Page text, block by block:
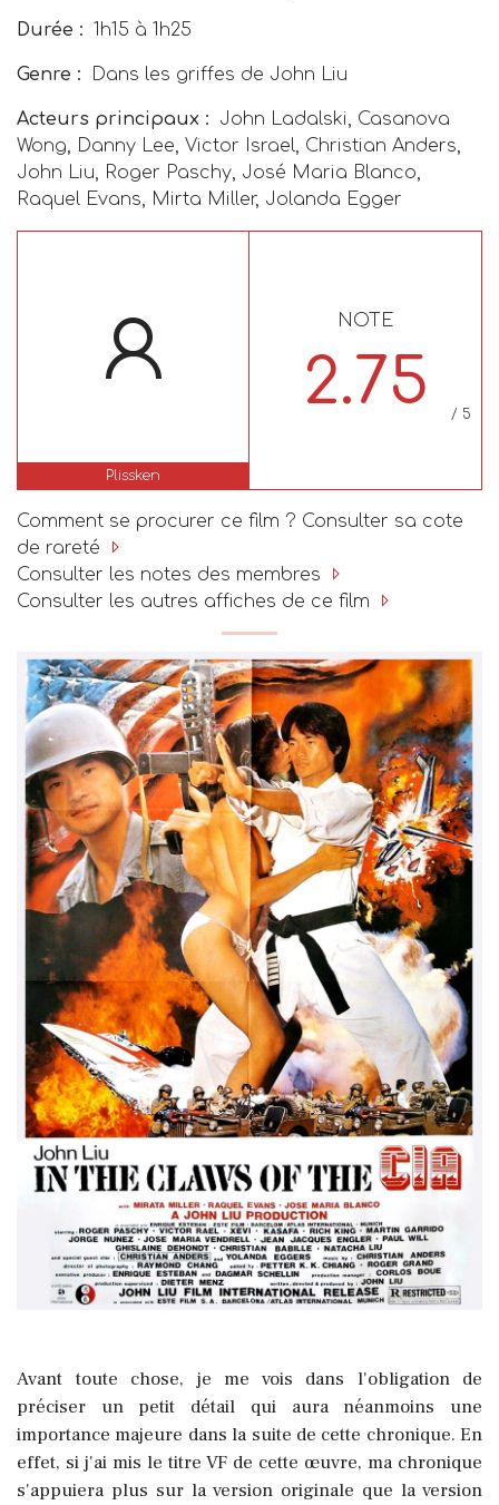
Durée : 1h15 à 1h25
Genre : Dans les griffes de John Liu
Acteurs principaux :
John Ladalski, Casanova
Wong, Danny Lee, Victor Israel, Christian Anders,
John Liu, Roger Paschy, José Maria Blanco,
Raquel Evans, Mirta Miller, Jolanda Egger
Plissken
NOTE
2.75 / 5
Comment se procurer ce film ? Consulter sa cote
de rareté
Consulter les notes des membres
Consulter les autres affiches de ce film
Avant toute chose, je me vois dans l'obligation de
préciser un petit détail qui aura néanmoins une
importance majeure dans la suite de cette chronique. En
effet, si j'ai mis le titre VF de cette œuvre, ma chronique
s'appuiera plus sur la version originale que la version